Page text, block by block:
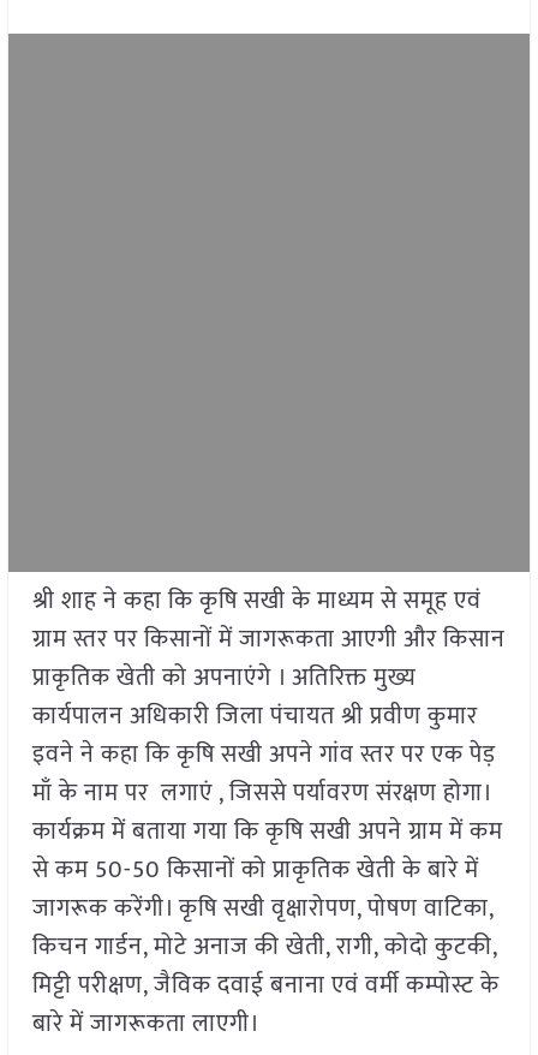
श्री शाह ने कहा कि कृषि सखी के माध्यम से समूह एवं
ग्राम स्तर पर किसानों में जागरूकता आएगी और किसान
प्राकृतिक खेती को अपनाएंगे । अतिरिक्त मुख्य
कार्यपालन अधिकारी जिला पंचायत श्री प्रवीण कुमार
इवने ने कहा कि कृषि सखी अपने गांव स्तर पर एक पेड़
माँ के नाम पर लगाएं , जिससे पर्यावरण संरक्षण होगा।
कार्यक्रम में बताया गया कि कृषि सखी अपने ग्राम में कम
से कम 50-50 किसानों को प्राकृतिक खेती के बारे में
जागरूक करेंगी। कृषि सखी वृक्षारोपण, पोषण वाटिका,
किचन गार्डन, मोटे अनाज की खेती, रागी, कोदो कुटकी,
मिट्टी परीक्षण, जैविक दवाई बनाना एवं वर्मी कम्पोस्ट के
बारे में जागरूकता लाएगी।